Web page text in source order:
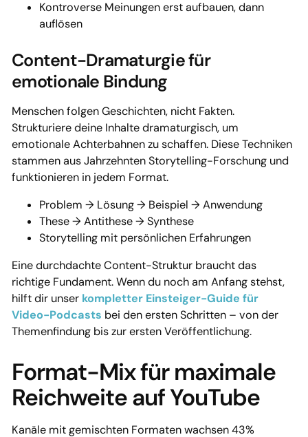
Kontroverse Meinungen erst aufbauen, dann
auflösen
Content-Dramaturgie für
emotionale Bindung
Menschen folgen Geschichten, nicht Fakten.
Strukturiere deine Inhalte dramaturgisch, um
emotionale Achterbahnen zu schaffen. Diese Techniken
stammen aus Jahrzehnten Storytelling-Forschung und
funktionieren in jedem Format.
Problem → Lösung → Beispiel → Anwendung
These → Antithese → Synthese
Storytelling mit persönlichen Erfahrungen
Eine durchdachte Content-Struktur braucht das
richtige Fundament. Wenn du noch am Anfang stehst,
hilft dir unser kompletter Einsteiger-Guide für
Video-Podcasts bei den ersten Schritten – von der
Themenfindung bis zur ersten Veröffentlichung.
Format-Mix für maximale
Reichweite auf YouTube
Kanäle mit gemischten Formaten wachsen 43%